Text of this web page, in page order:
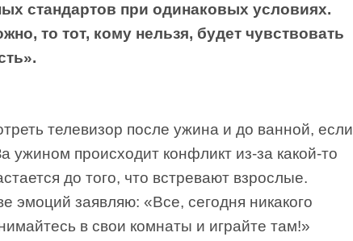
стандартов при одинаковых условиях.
то тот, кому нельзя, будет чувствовать
телевизор после ужина и до ванной, если
ужином происходит конфликт из-за какой-то
до того, что встревают взрослые.
эмоций заявляю: «Все, сегодня никакого
в свои комнаты и играйте там!»